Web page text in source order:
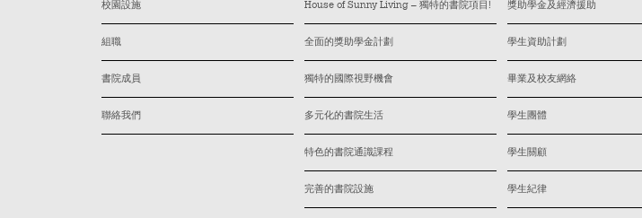
校園設施
組職
書院成員
聯絡我們
House of Sunny Living – 獨特的書院項目!
全面的獎助學金計劃
獨特的國際視野機會
多元化的書院生活
特色的書院通識課程
完善的書院設施
獎助學金及經濟援助
學生資助計劃
畢業及校友網絡
學生團體
學生關顧
學生紀律